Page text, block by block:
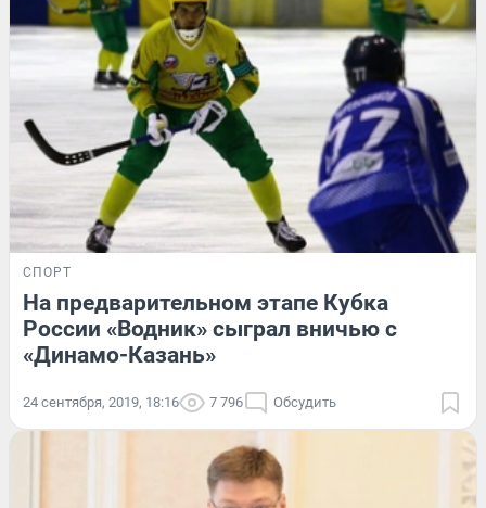
СПОРТ
На предварительном этапе Кубка
России «Водник» сыграл вничью с
«Динамо-Казань»
24 сентября, 2019, 18:16 7 796 Обсудить